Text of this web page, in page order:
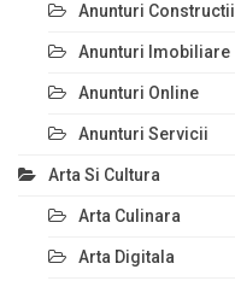
Anunturi Constructii
Anunturi Imobiliare
Anunturi Online
Anunturi Servicii
Arta Si Cultura
Arta Culinara
Arta Digitala